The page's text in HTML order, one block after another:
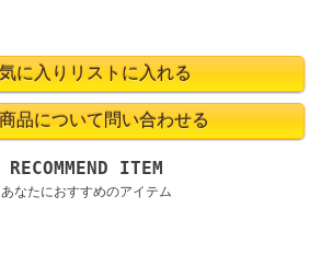
RECOMMEND ITEM
あなたにおすすめのアイテム